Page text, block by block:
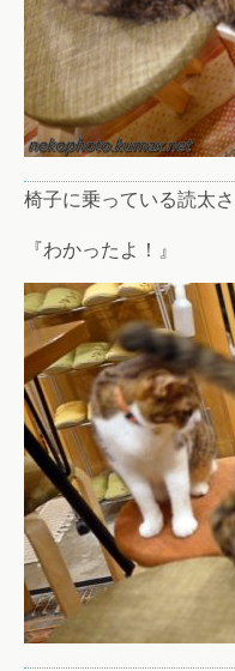
椅子に乗っている読太
『わかったよ！』